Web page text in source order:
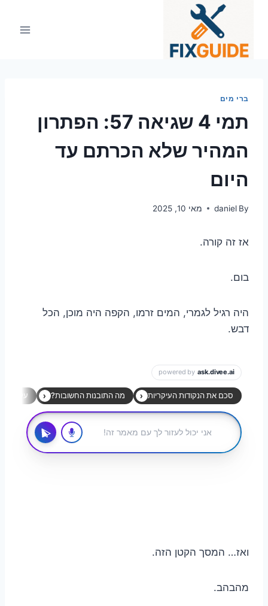
ברי מים
תמי 4 שגיאה 57: הפתרון
המהיר שלא הכרתם עד
היום
By
daniel מאי 10, 2025
אז זה קורה.
בום.
היה רגיל לגמרי, המים זרמו, הקפה היה מוכן, הכל
דבש.
ואז… המסך הקטן הזה.
מהבהב.